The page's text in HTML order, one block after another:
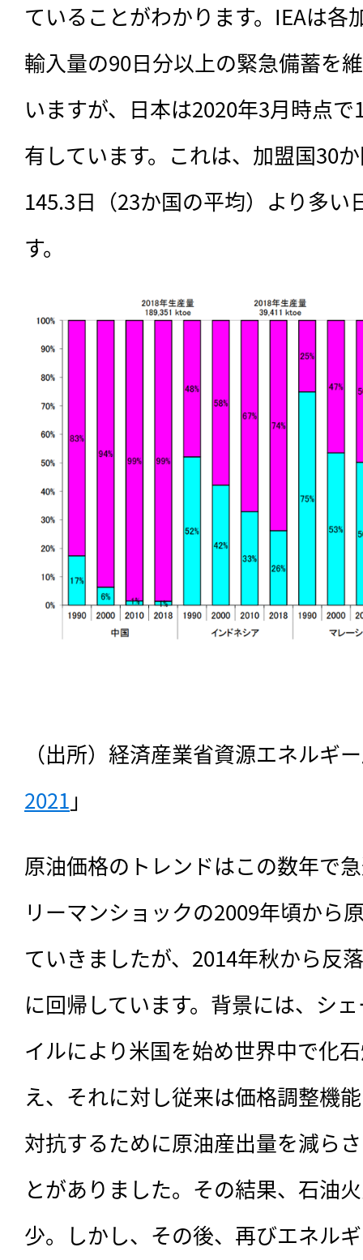
ていることがわかります。IEAは各
輸入量の90日分以上の緊急備蓄を
いますが、日本は2020年3月時点
有しています。これは、加盟国30
145.3日（23か国の平均）より多い
す。
（出所）経済産業省資源エネルギ
2021 」
原油価格のトレンドはこの数年で
リーマンショックの2009年頃から
ていきましたが、2014年秋から反
に回帰しています。背景には、シ
イルにより米国を始め世界中で化
え、それに対し従来は価格調整機
対抗するために原油産出量を減ら
とがありました。その結果、石油
少。しかし、その後、再びエネル